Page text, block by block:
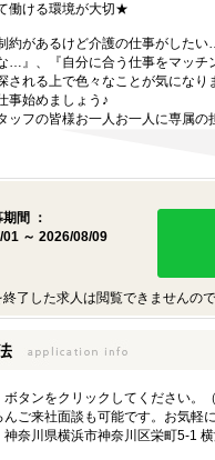
働ける環境が大切★
制約があるけど介護の仕事がした
…』、『自分に合う仕事をマッチ
される上で色々なことが気にな
事始めましょう♪
ッフの皆様お一人お一人に専属
間 ：
～ 2026/08/09
了した求人は閲覧できませんの
ボタンをクリックしてください
ご来社面談も可能です。お気軽
神奈川県横浜市神奈川区栄町5-1